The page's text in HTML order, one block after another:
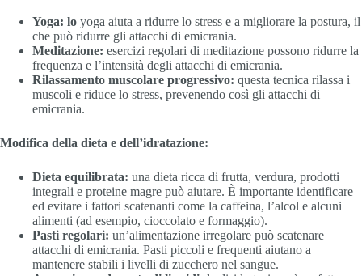
Yoga: lo yoga aiuta a ridurre lo stress e a migliorare la postura, il
che può ridurre gli attacchi di emicrania.
Meditazione: esercizi regolari di meditazione possono ridurre la
frequenza e l’intensità degli attacchi di emicrania.
Rilassamento muscolare progressivo: questa tecnica rilassa i
muscoli e riduce lo stress, prevenendo così gli attacchi di
emicrania.
Modifica della dieta e dell’idratazione:
Dieta equilibrata: una dieta ricca di frutta, verdura, prodotti
integrali e proteine magre può aiutare. È importante identificare
ed evitare i fattori scatenanti come la caffeina, l’alcol e alcuni
alimenti (ad esempio, cioccolato e formaggio).
Pasti regolari: un’alimentazione irregolare può scatenare
attacchi di emicrania. Pasti piccoli e frequenti aiutano a
mantenere stabili i livelli di zucchero nel sangue.